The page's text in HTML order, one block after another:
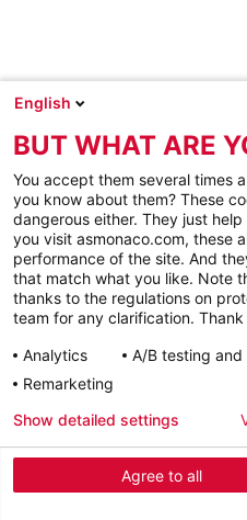
English
BUT WHAT ARE
You accept them several times
you know about them? These
dangerous either. They just
you visit asmonaco.com, these
performance of the site. And
that match what you like. Note
thanks to the regulations on
team for any clarification.
Analytics
A/B testing
Remarketing
Agree to all
Show detailed settings